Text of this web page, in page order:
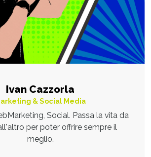
Ivan Cazzorla
& Social Media
Social. Passa la vita da
per poter offrire sempre il
meglio.